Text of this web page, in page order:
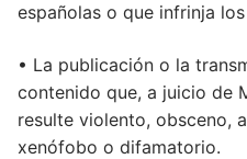
españolas o que infrinja
• La publicación o la
contenido que, a juicio de
resulte violento, obsceno,
xenófobo o difamatorio.